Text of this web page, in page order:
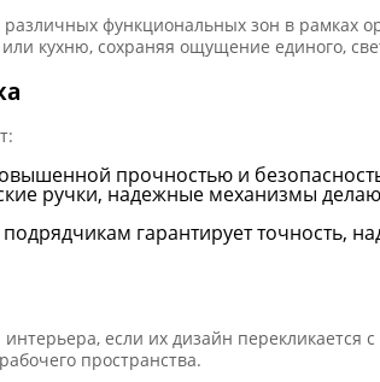
функциональных зон в рамках
кухню, сохраняя ощущение единого,
прочностью и
ручки, надежные механизмы
гарантирует точность,
если их дизайн перекликается
пространства.